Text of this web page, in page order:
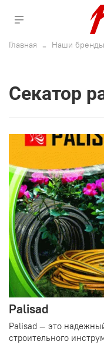
Главная Наши бренды
секатор
Palisad
Palisad — это
строительного